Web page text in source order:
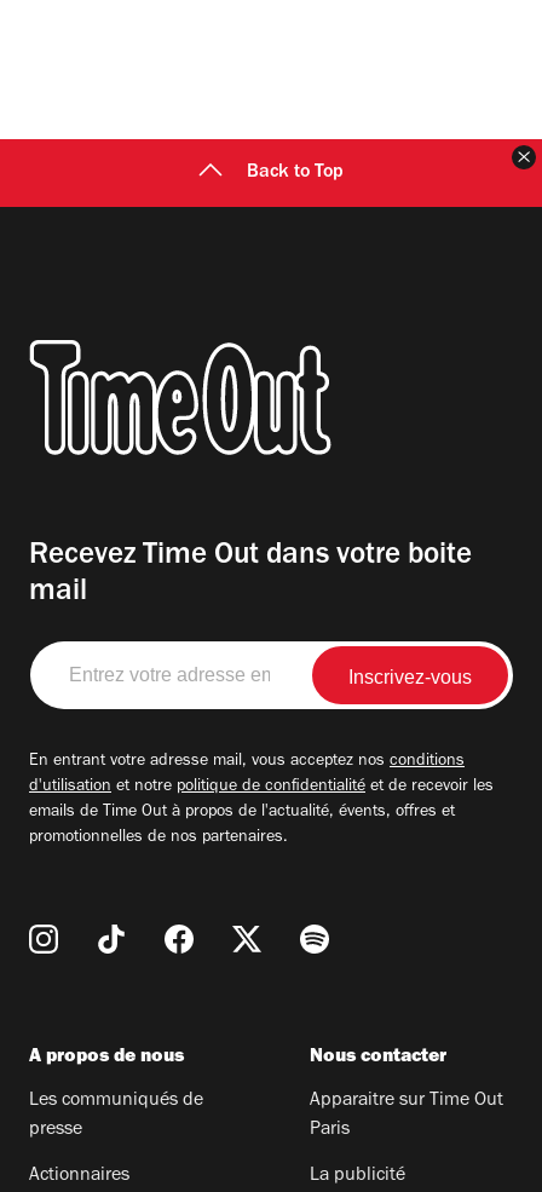
Back to Top
Recevez Time Out dans votre boite
mail
Entrez
votre
adresse
En entrant votre adresse mail, vous acceptez nos conditions
d'utilisation et notre politique de confidentialité et de recevoir les
emails de Time Out à propos de l'actualité, évents, offres et
promotionnelles de nos partenaires.
A propos de nous
Les communiqués de
presse
Actionnaires
Nous contacter
Apparaitre sur Time Out
Paris
La publicité